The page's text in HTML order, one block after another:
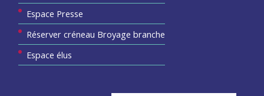
Espace Presse
Réserver créneau Broyage branche
Espace élus